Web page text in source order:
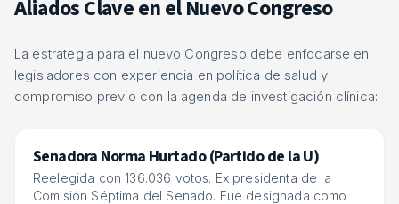
Aliados Clave en el Nuevo Congreso
La estrategia para el nuevo Congreso debe enfocarse en
legisladores con experiencia en política de salud y
compromiso previo con la agenda de investigación clínica:
Senadora Norma Hurtado (Partido de la U)
Reelegida con 136.036 votos. Ex presidenta de la
Comisión Séptima del Senado. Fue designada como